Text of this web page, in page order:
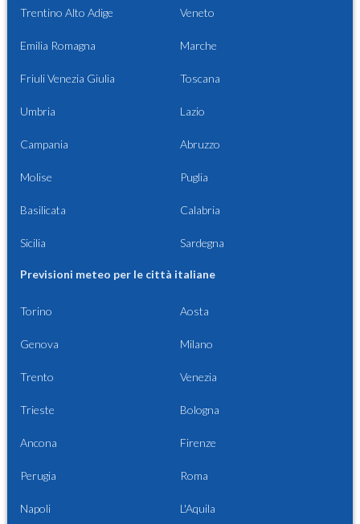
Trentino Alto Adige Veneto
Emilia Romagna Marche
Friuli Venezia Giulia Toscana
Umbria Lazio
Campania Abruzzo
Molise Puglia
Basilicata Calabria
Sicilia Sardegna
Previsioni meteo per le città italiane
Torino Aosta
Genova Milano
Trento Venezia
Trieste Bologna
Ancona Firenze
Perugia Roma
Napoli L'Aquila